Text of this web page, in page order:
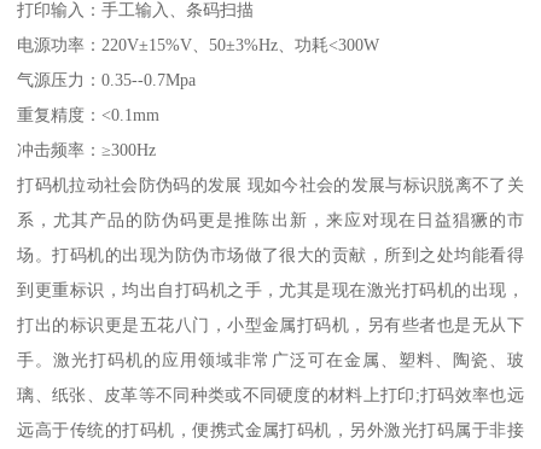
打印输入：手工输入、条码扫描
电源功率：220V±15%V、50±3%Hz、功耗<300W
气源压力：0.35--0.7Mpa
重复精度：<0.1mm
冲击频率：≥300Hz
打码机拉动社会防伪码的发展 现如今社会的发展与标识脱离不了关
系，尤其产品的防伪码更是推陈出新，来应对现在日益猖獗的市
场。打码机的出现为防伪市场做了很大的贡献，所到之处均能看得
到更重标识，均出自打码机之手，尤其是现在激光打码机的出现，
打出的标识更是五花八门，小型金属打码机，另有些者也是无从下
手。激光打码机的应用领域非常广泛可在金属、塑料、陶瓷、玻
璃、纸张、皮革等不同种类或不同硬度的材料上打印;打码效率也远
远高于传统的打码机，便携式金属打码机，另外激光打码属于非接